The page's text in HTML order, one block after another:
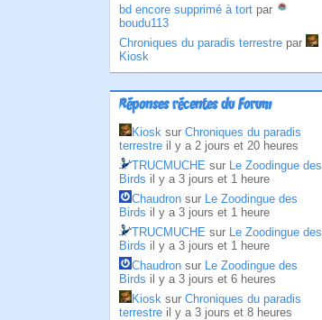
bd encore supprimé à tort par
boudu113
Chroniques du paradis terrestre par
Kiosk
Réponses récentes du Forum
Kiosk sur Chroniques du paradis
terrestre il y a 2 jours et 20 heures
TRUCMUCHE sur Le Zoodingue des
Birds il y a 3 jours et 1 heure
Chaudron sur Le Zoodingue des
Birds il y a 3 jours et 1 heure
TRUCMUCHE sur Le Zoodingue des
Birds il y a 3 jours et 1 heure
Chaudron sur Le Zoodingue des
Birds il y a 3 jours et 6 heures
Kiosk sur Chroniques du paradis
terrestre il y a 3 jours et 8 heures